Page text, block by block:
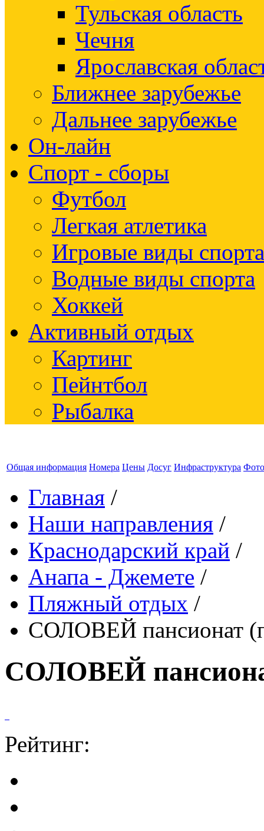
Тульская область
Чечня
Ярославская
Ближнее зарубежье
Дальнее зарубежье
Он-лайн
Спорт - сборы
Футбол
Легкая атлетика
Игровые виды спорта
Водные виды спорта
Хоккей
Активный отдых
Картинг
Пейнтбол
Рыбалка
Общая информация Номера Цены Досуг Инфраструктура Фото
Главная /
Наши направления /
Краснодарский край /
Анапа - Джемете /
Пляжный отдых /
СОЛОВЕЙ пансионат
СОЛОВЕЙ
Рейтинг: